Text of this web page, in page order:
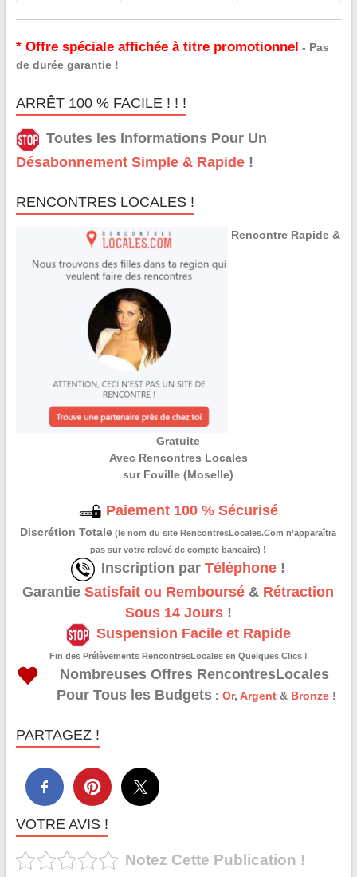
* Offre spéciale affichée à titre promotionnel - Pas
de durée garantie !
ARRÊT 100 % FACILE ! ! !
Toutes les Informations Pour Un
Désabonnement Simple & Rapide!
RENCONTRES LOCALES !
Rencontre Rapide &
Gratuite
Avec Rencontres Locales
sur Foville (Moselle)
Paiement 100 % Sécurisé
Discrétion Totale (le nom du site RencontresLocales.Com n’apparaîtra
pas sur votre relevé de compte bancaire) !
Inscription parTéléphone !
GarantieSatisfait ou Remboursé & Rétraction
Sous 14 Jours!
Suspension Facile et Rapide
Fin des Prélèvements RencontresLocales en Quelques Clics !
Nombreuses Offres RencontresLocales
Pour Tous les Budgets: Or, Argent& Bronze!
PARTAGEZ !
VOTRE AVIS !
Notez Cette Publication !